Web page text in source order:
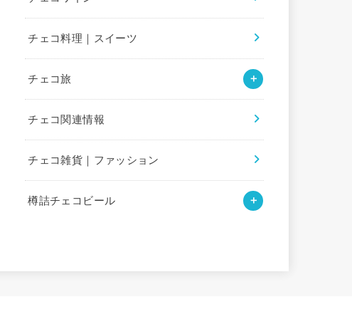
チェコ料理｜スイーツ
チェコ旅
チェコ関連情報
チェコ雑貨｜ファッション
樽詰チェコビール